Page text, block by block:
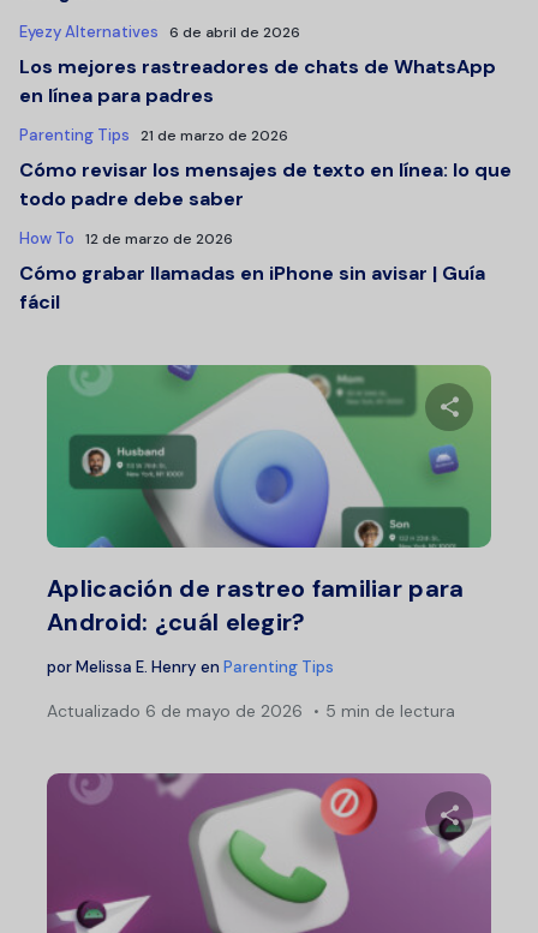
Eyezy Alternatives 6 de abril de 2026
Los mejores rastreadores de chats de WhatsApp
en línea para padres
Parenting Tips 21 de marzo de 2026
Cómo revisar los mensajes de texto en línea: lo que
todo padre debe saber
How To 12 de marzo de 2026
Cómo grabar llamadas en iPhone sin avisar | Guía
fácil
Aplicación de rastreo familiar para
Android: ¿cuál elegir?
porMelissa E. Henry en Parenting Tips
Actualizado 6 de mayo de 2026 5 min de lectura